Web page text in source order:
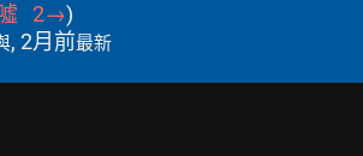
2→)
, 2月前最新